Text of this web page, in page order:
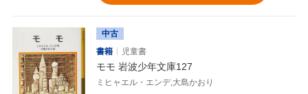
中古
書籍
児童書
モモ 岩波少年文庫127
ミヒャエル・エンデ,大島かおり